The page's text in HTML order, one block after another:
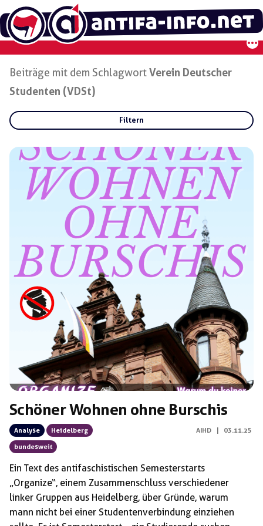
Zum
Inhalt
springen
Beiträge mit dem SchlagwortVerein Deutscher
Studenten (VDSt)
Filtern
Gruppen:
Schlagwörter:
Verein Deutscher Studenten (VDSt)
Schöner Wohnen ohne Burschis
Analyse
Heidelberg
bundesweit
AIHD 03.11.25
Ein Text des antifaschistischen Semesterstarts
„Organize“, einem Zusammenschluss verschiedener
linker Gruppen aus Heidelberg, über Gründe, warum
mann nicht bei einer Studentenverbindung einziehen